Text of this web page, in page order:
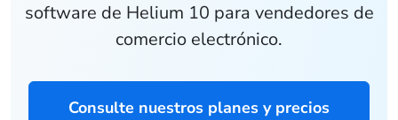
software de Helium 10 para vendedores de
comercio electrónico.
Consulte nuestros planes y precios